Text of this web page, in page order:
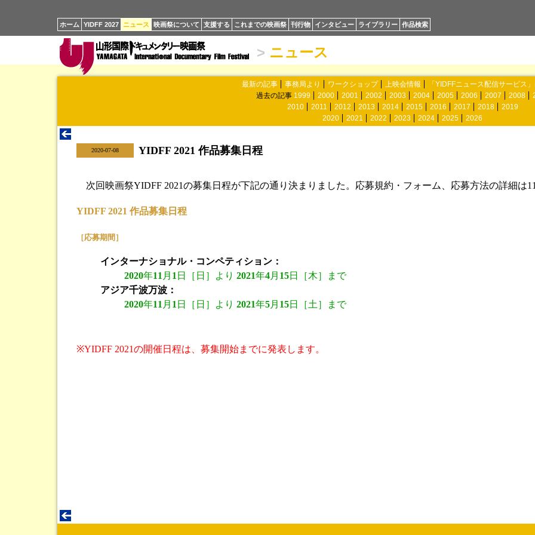
ホーム YIDFF 2027 ニュース 映画祭について 支援する これまでの映画祭 刊行物 インタビュー ライブラリー 作品検索
> ニュース
最新の記事 事務局より ワークショップ 上映会情報
「YIDFFニュース配信サービス
過去の記事 1999 2000 2001 2002 2003 2004 2005 2006 2007 2008
2010
2011 2012 2013 2014 2015 2016 2017 2018
2019
2020
2021 2022 2023 2024 2025 2026
2020-07-08 YIDFF 2021 作品募集日程
次回映画祭YIDFF 2021の募集日程が下記の通り決まりました。応募規約・フォーム、応募方法の詳細は
YIDFF 2021 作品募集日程
［応募期間］
インターナショナル・コンペティション：
2020年11 月 1 日［日］より 2021年4月 15日［木］まで
アジア千波万波：
2020年11 月 1 日［日］より 2021年5月 15日［土］まで
※YIDFF 2021の開催日程は、募集開始までに発表します。